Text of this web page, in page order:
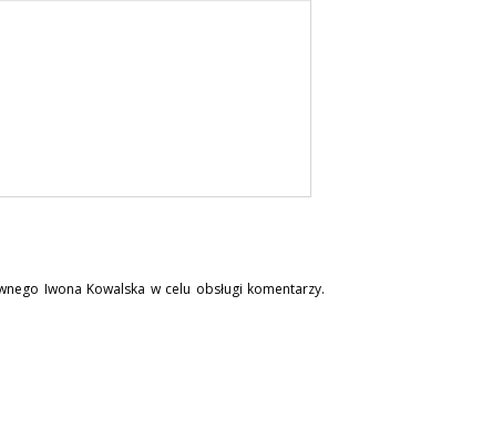
Iwona Kowalska w celu obsługi komentarzy.